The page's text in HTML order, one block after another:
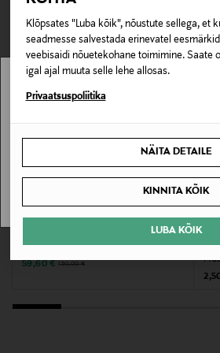
Klõpsates "Luba kõik", nõustute sellega, et
seadmesse salvestada erinevatel
veebisaidi nõuetekohane toimimine. Saate
igal ajal muuta selle lehe allosas.
Privaatsuspoliitika
NÄITA DETAILE
KINNITA KÕIK
LUBA KÕIK
Pakendi suurus
25 g
Kategooria
E-POE TAGASTUSED
Püksid GZzandaya High Waist
Discounted Price
59,60 € Original Price
150,00 €
Stockmann pole Sinu riigis
SAAN ARU